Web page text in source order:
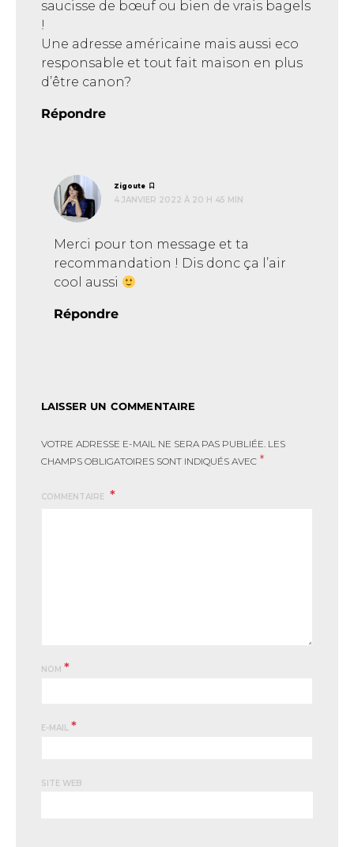
saucisse de bœuf ou bien de vrais bagels
!
Une adresse américaine mais aussi eco
responsable et tout fait maison en plus
d’être canon?
Répondre
Zigoute
4 JANVIER 2022 À 20 H 45 MIN
Merci pour ton message et ta
recommandation ! Dis donc ça l’air
cool aussi
Répondre
LAISSER UN COMMENTAIRE
VOTRE ADRESSE E-MAIL NE SERA PAS PUBLIÉE. LES
CHAMPS OBLIGATOIRES SONT INDIQUÉS AVEC *
COMMENTAIRE
NOM *
E-MAIL *
SITE WEB